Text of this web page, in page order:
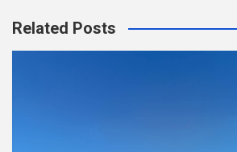
Related Posts